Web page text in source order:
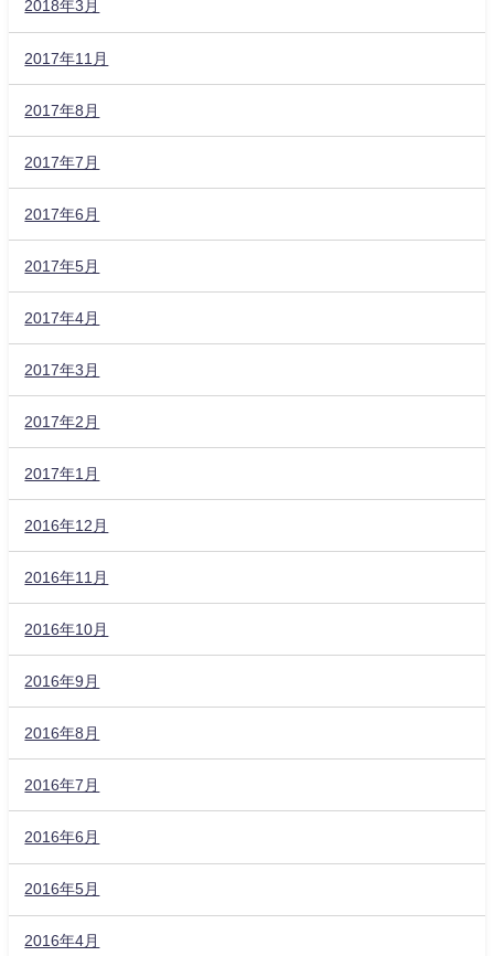
2018年3月
2017年11月
2017年8月
2017年7月
2017年6月
2017年5月
2017年4月
2017年3月
2017年2月
2017年1月
2016年12月
2016年11月
2016年10月
2016年9月
2016年8月
2016年7月
2016年6月
2016年5月
2016年4月